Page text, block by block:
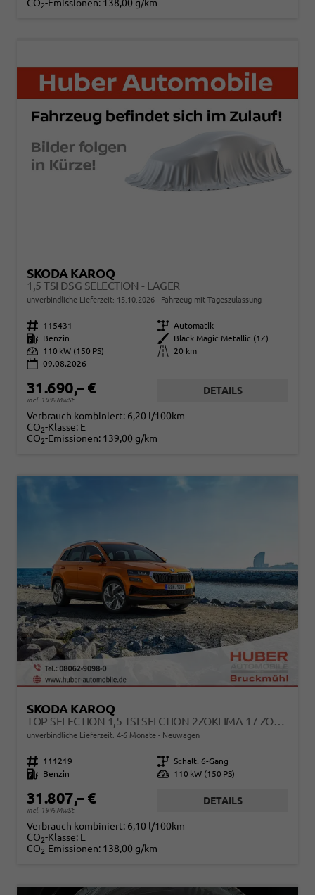
CO2-Emissionen: 138,00 g/km
SKODA KAROQ
1,5 TSI DSG SELECTION - LAGER
unverbindliche Lieferzeit: 15.10.2026 Fahrzeug mit Tageszulassung
Fahrzeugnr. 115431 Getriebe Automatik
Kraftstoff
Benzin Außenfarbe
Black Magic Metallic (1Z)
Leistung
110 kW (150 PS) Kilometerstand
20 km
09.08.2026
31.690,– €
incl. 19% MwSt.
DETAILS
Verbrauch kombiniert: 6,20 l/100km
CO2-Klasse: E
CO2-Emissionen: 139,00 g/km
SKODA KAROQ
TOP SELECTION 1,5 TSI SELCTION 2ZOKLIMA 17 ZOLL ALU FELGEN 5J GARANTIE SITZHEIZUNG MATRIX ACC
unverbindliche Lieferzeit: 4-6 Monate Neuwagen
Fahrzeugnr. 111219 Getriebe Schalt. 6-Gang
Kraftstoff
Benzin Leistung 110 kW (150 PS)
31.807,– €
incl. 19% MwSt.
DETAILS
Verbrauch kombiniert: 6,10 l/100km
CO2-Klasse: E
CO2-Emissionen: 138,00 g/km